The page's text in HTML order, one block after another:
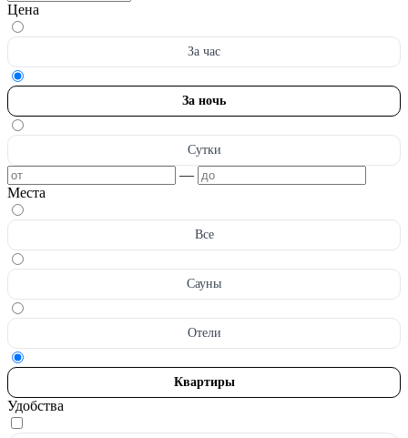
Цена
За час
За ночь
Сутки
—
Места
Все
Сауны
Отели
Квартиры
Удобства